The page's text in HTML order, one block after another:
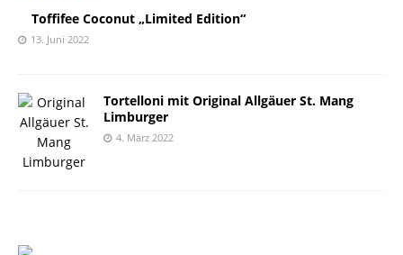
Toffifee Coconut „Limited Edition“
13. Juni 2022
Tortelloni mit Original Allgäuer St. Mang
Limburger
4. März 2022